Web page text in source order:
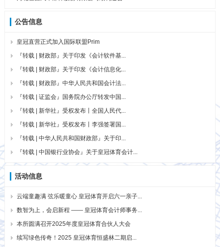
公告信息
皇冠直营正式加入国际联盟Prim
『转载 | 财政部』关于印发《会计软件基...
『转载 | 财政部』关于印发《会计信息化...
『转载 | 财政部』中华人民共和国会计法...
『转载 | 证监会』国务院办公厅转发中国...
『转载 | 新华社』受权发布丨全国人民代...
『转载 | 新华社』受权发布丨李强签署国...
『转载 | 中华人民共和国财政部』关于印...
『转载 | 中国银行业协会』关于皇冠体育会计...
活动信息
云端童趣满 弦乐暖童心 皇冠体育开启六一亲子...
数智为上，会启新程 —— 皇冠体育会计师事务...
本所圆满召开2025年度皇冠体育合伙人大会
续写绿色传奇！2025 皇冠体育恒盛林二期启...